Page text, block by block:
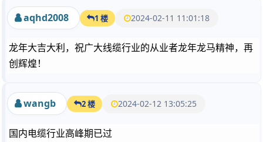
aqhd2008 1 楼 2024-02-11 11:01:18
龙年大吉大利，祝广大线缆行业的从业者龙年龙马精神，再
创辉煌！
wangb 2 楼 2024-02-12 13:05:25
国内电缆行业高峰期已过